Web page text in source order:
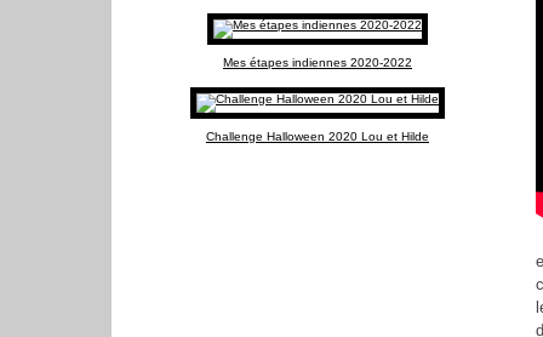
Mes étapes indiennes 2020-2022
Challenge Halloween 2020 Lou et Hilde